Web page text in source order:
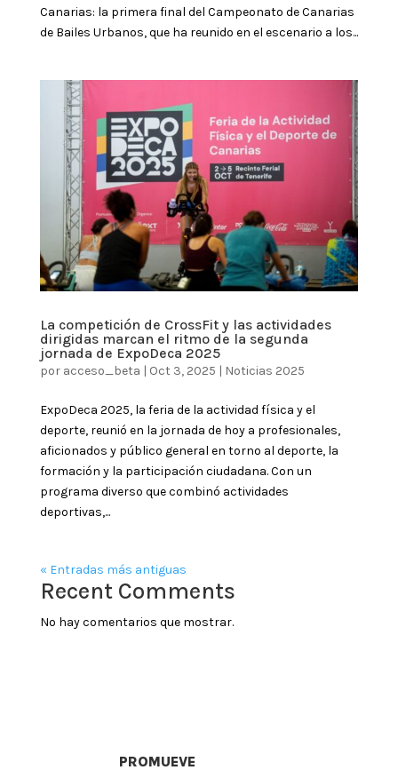
Canarias: la primera final del Campeonato de Canarias
de Bailes Urbanos, que ha reunido en el escenario a los...
La competición de CrossFit y las actividades
dirigidas marcan el ritmo de la segunda
jornada de ExpoDeca 2025
por acceso_beta | Oct 3, 2025 | Noticias 2025
ExpoDeca 2025, la feria de la actividad física y el
deporte, reunió en la jornada de hoy a profesionales,
aficionados y público general en torno al deporte, la
formación y la participación ciudadana. Con un
programa diverso que combinó actividades
deportivas,...
« Entradas más antiguas
Recent Comments
No hay comentarios que mostrar.
PROMUEVE